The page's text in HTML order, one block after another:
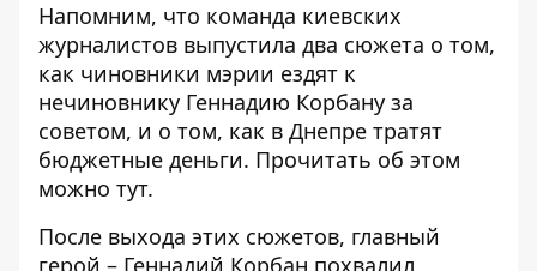
Напомним, что команда киевских
журналистов выпустила два сюжета о том,
как чиновники мэрии ездят к
нечиновнику Геннадию Корбану за
советом, и о том, как в Днепре тратят
бюджетные деньги. Прочитать об этом
можно тут.
После выхода этих сюжетов, главный
герой – Геннадий Корбан похвалил